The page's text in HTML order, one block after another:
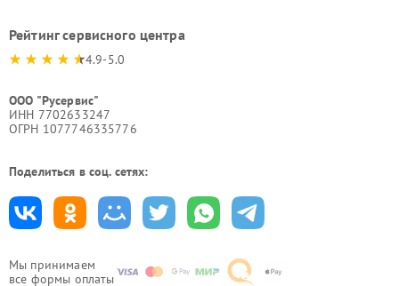
Мы принимаем
все формы оплаты
Рейтинг сервисного центра
4.9-5.0
ООО "Русервис"
ИНН 7702633247
ОГРН 1077746335776
Поделиться в соц. сетях: